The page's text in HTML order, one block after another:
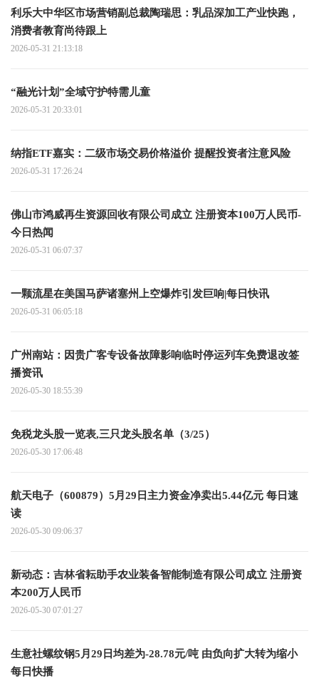
利乐大中华区市场营销副总裁陶瑞思：乳品深加工产业快跑，
消费者教育尚待跟上
2026-05-31 21:13:18
“融光计划”全域守护特需儿童
2026-05-31 20:33:01
纳指ETF嘉实：二级市场交易价格溢价 提醒投资者注意风险
2026-05-31 17:26:24
佛山市鸿威再生资源回收有限公司成立 注册资本100万人民币-
今日热闻
2026-05-31 06:07:37
一颗流星在美国马萨诸塞州上空爆炸引发巨响|每日快讯
2026-05-31 06:05:18
广州南站：因贵广客专设备故障影响临时停运列车免费退改签
播资讯
2026-05-30 18:55:39
免税龙头股一览表,三只龙头股名单（3/25）
2026-05-30 17:06:48
航天电子（600879）5月29日主力资金净卖出5.44亿元 每日速
读
2026-05-30 09:06:37
新动态：吉林省耘助手农业装备智能制造有限公司成立 注册资
本200万人民币
2026-05-30 07:01:27
生意社螺纹钢5月29日均差为-28.78元/吨 由负向扩大转为缩小
每日快播